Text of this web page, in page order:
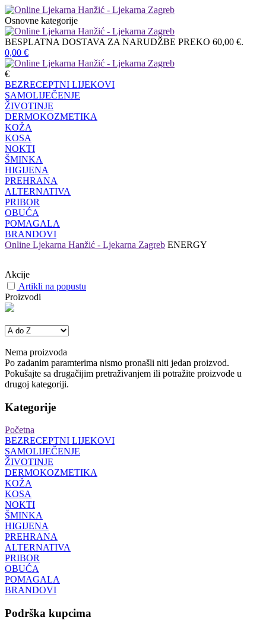
Osnovne kategorije
BESPLATNA DOSTAVA ZA NARUDŽBE PREKO 60,00 €.
0,00 €
€
BEZRECEPTNI LIJEKOVI
SAMOLIJEČENJE
ŽIVOTINJE
DERMOKOZMETIKA
KOŽA
KOSA
NOKTI
ŠMINKA
HIGIJENA
PREHRANA
ALTERNATIVA
PRIBOR
OBUĆA
POMAGALA
BRANDOVI
Online Ljekarna Hanžić - Ljekarna Zagreb ENERGY
Akcije
Artikli na popustu
Proizvodi
Nema proizvoda
Po zadanim paramterima nismo pronašli niti jedan proizvod.
Pokušajte sa drugačijim pretraživanjem ili potražite proizvode u
drugoj kategoriji.
Kategorije
Početna
BEZRECEPTNI LIJEKOVI
SAMOLIJEČENJE
ŽIVOTINJE
DERMOKOZMETIKA
KOŽA
KOSA
NOKTI
ŠMINKA
HIGIJENA
PREHRANA
ALTERNATIVA
PRIBOR
OBUĆA
POMAGALA
BRANDOVI
Podrška kupcima